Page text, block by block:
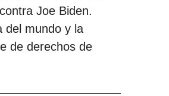
Joe Biden.
del mundo y la
de derechos de